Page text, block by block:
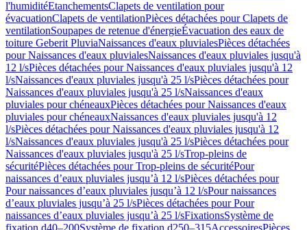
l'humiditéEtanchementsClapets de ventilation pour
évacuationClapets de ventilationPièces détachées pour Clapets de
ventilationSoupapes de retenue d'énergieÉvacuation des eaux de
toiture Geberit PluviaNaissances d'eaux pluvialesPièces détachées
pour Naissances d'eaux pluvialesNaissances d'eaux pluviales jusqu'à
12 l/sPièces détachées pour Naissances d'eaux pluviales jusqu'à 12
l/sNaissances d'eaux pluviales jusqu'à 25 l/sPièces détachées pour
Naissances d'eaux pluviales jusqu'à 25 l/sNaissances d'eaux
pluviales pour chéneauxPièces détachées pour Naissances d'eaux
pluviales pour chéneauxNaissances d'eaux pluviales jusqu'à 12
l/sPièces détachées pour Naissances d'eaux pluviales jusqu'à 12
l/sNaissances d'eaux pluviales jusqu'à 25 l/sPièces détachées pour
Naissances d'eaux pluviales jusqu'à 25 l/sTrop-pleins de
sécuritéPièces détachées pour Trop-pleins de sécuritéPour
naissances d’eaux pluviales jusqu’à 12 l/sPièces détachées pour
Pour naissances d’eaux pluviales jusqu’à 12 l/sPour naissances
d’eaux pluviales jusqu’à 25 l/sPièces détachées pour Pour
naissances d’eaux pluviales jusqu’à 25 l/sFixationsSystème de
fixation d40–200Système de fixation d250–315AccessoiresPièces